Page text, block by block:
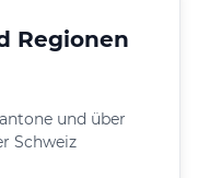
Regionen
und über
Schweiz